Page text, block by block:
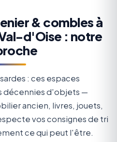
& combles à
d'Oise : notre
: ces espaces
décennies d'objets —
ancien, livres, jouets,
vos consignes de tri
ce qui peut l'être.